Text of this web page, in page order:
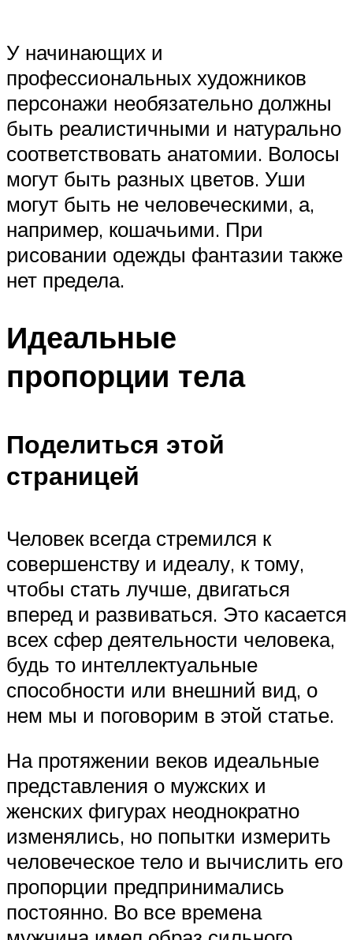
У начинающих и
профессиональных художников
персонажи необязательно должны
быть реалистичными и натурально
соответствовать анатомии. Волосы
могут быть разных цветов. Уши
могут быть не человеческими, а,
например, кошачьими. При
рисовании одежды фантазии также
нет предела.
Идеальные
пропорции тела
Поделиться этой
страницей
Человек всегда стремился к
совершенству и идеалу, к тому,
чтобы стать лучше, двигаться
вперед и развиваться. Это касается
всех сфер деятельности человека,
будь то интеллектуальные
способности или внешний вид, о
нем мы и поговорим в этой статье.
На протяжении веков идеальные
представления о мужских и
женских фигурах неоднократно
изменялись, но попытки измерить
человеческое тело и вычислить его
пропорции предпринимались
постоянно. Во все времена